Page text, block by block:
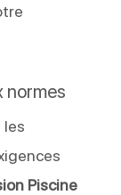
normes
les
Piscine